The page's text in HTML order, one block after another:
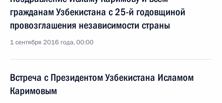
гражданам Узбекистана с 25-й годовщиной
провозглашения независимости страны
1 сентября 2016 года, 00:00
Встреча с Президентом Узбекистана Исламом
Каримовым